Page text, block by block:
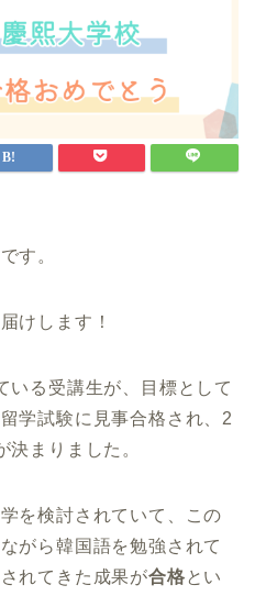
す。
けします！
いる受講生が、目標として
学試験に見事合格され、2
決まりました。
を検討されていて、この
がら韓国語を勉強されて
れてきた成果が合格とい